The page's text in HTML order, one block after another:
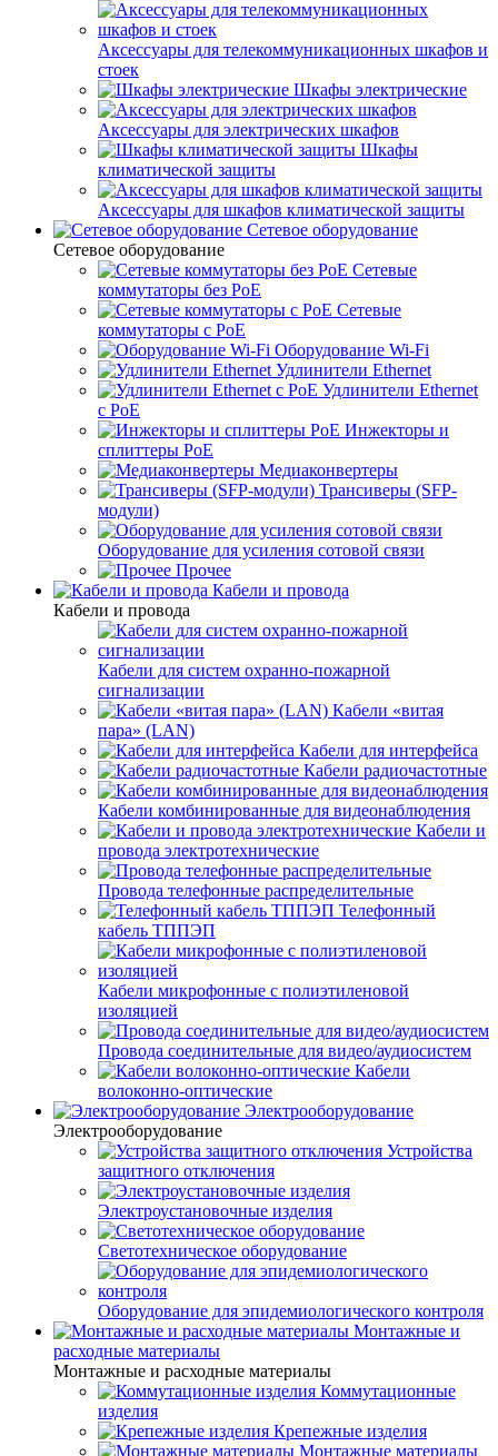
Аксессуары для телекоммуникационных шкафов и
стоек
Шкафы электрические
Аксессуары для электрических шкафов
Шкафы
климатической защиты
Аксессуары для шкафов климатической защиты
Сетевое оборудование
Сетевое оборудование
Сетевые
коммутаторы без PoE
Сетевые
коммутаторы с PoE
Оборудование Wi-Fi
Удлинители Ethernet
Удлинители Ethernet
с PoE
Инжекторы и
сплиттеры PoE
Медиаконвертеры
Трансиверы (SFP-
модули)
Оборудование для усиления сотовой связи
Прочее
Кабели и провода
Кабели и провода
Кабели для систем охранно-пожарной
сигнализации
Кабели «витая
пара» (LAN)
Кабели для интерфейса
Кабели радиочастотные
Кабели комбинированные для видеонаблюдения
Кабели и
провода электротехнические
Провода телефонные распределительные
Телефонный
кабель ТППЭП
Кабели микрофонные с полиэтиленовой
изоляцией
Провода соединительные для видео/аудиосистем
Кабели
волоконно-оптические
Электрооборудование
Электрооборудование
Устройства
защитного отключения
Электроустановочные изделия
Светотехническое оборудование
Оборудование для эпидемиологического контроля
Монтажные и
расходные материалы
Монтажные и расходные материалы
Коммутационные
изделия
Крепежные изделия
Монтажные материалы